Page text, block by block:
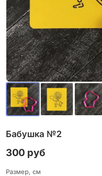
Бабушка №2
300 руб
Размер, см